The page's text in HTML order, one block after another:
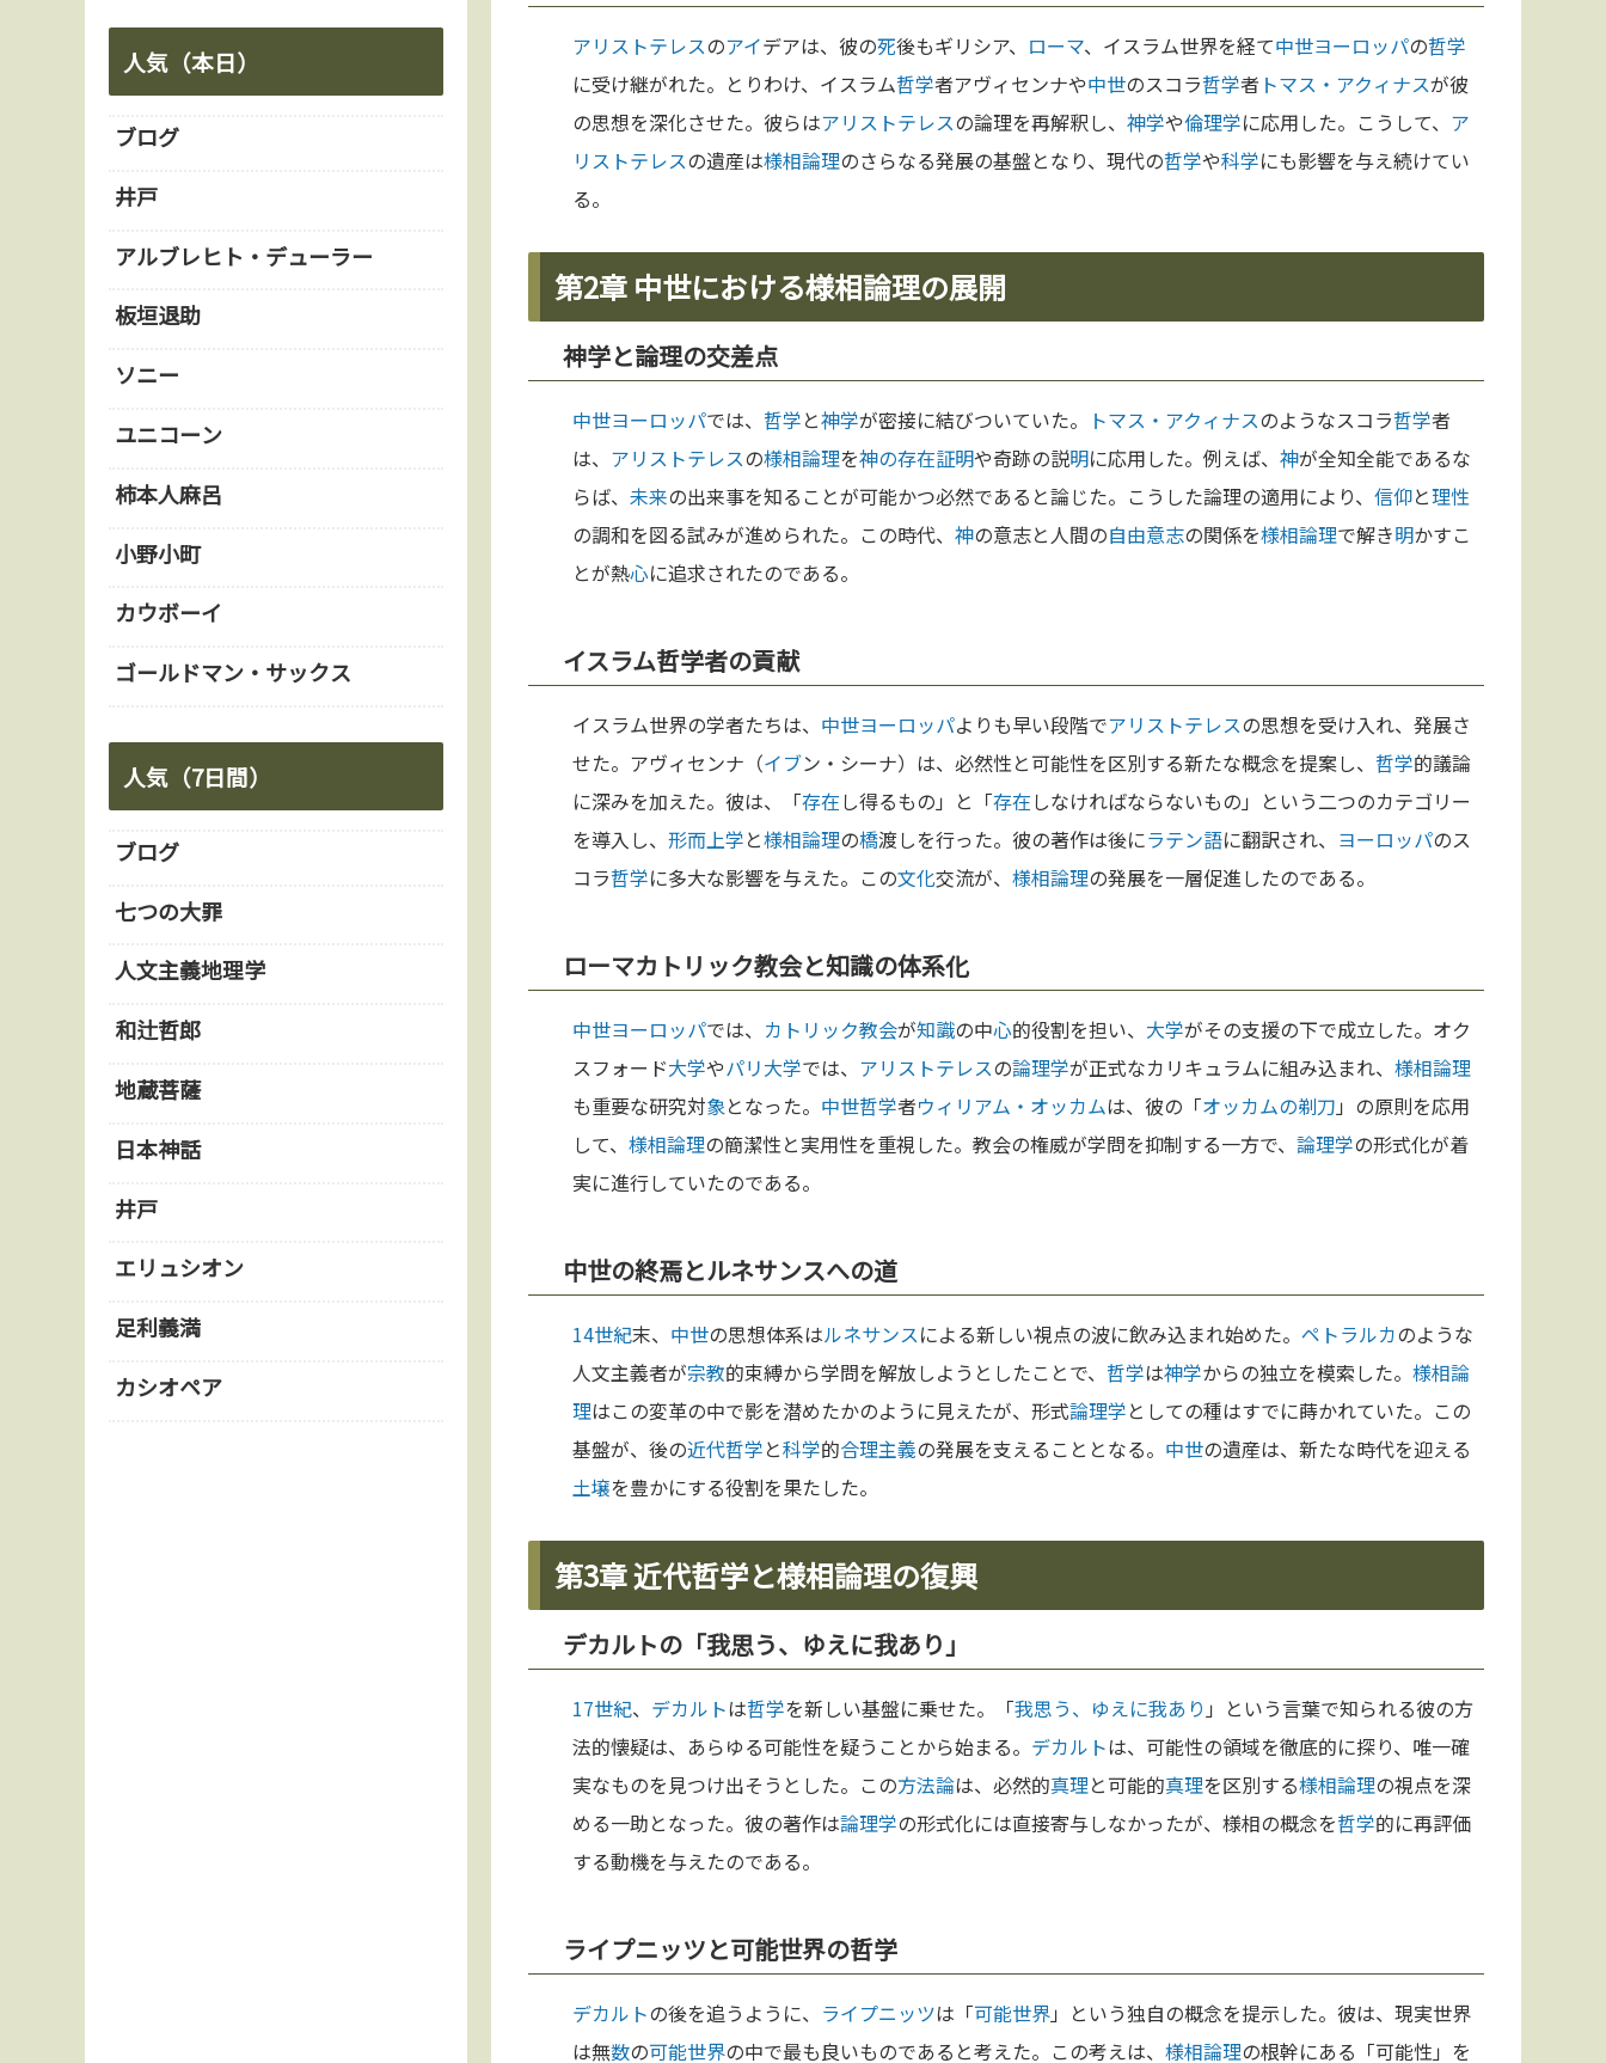
アリストテレスのアイデアは、彼の死後もギリシア、 ローマ、イスラム世界を経て中世ヨーロッパの哲学
に受け継がれた。とりわけ、イスラム哲学者アヴィセンナや中世のスコラ哲学者 トマス・アクィナスが彼
の思想を深化させた。彼らはアリストテレスの論理を再解釈し、 神学や倫理学に応用した。こうして、 ア
リストテレスの遺産は様相論理のさらなる発展の基盤となり、現代の哲学や科学にも影響を与え続けてい
る。
第2章 中世における様相論理の展開
神学と論理の交差点
中世ヨーロッパでは、 哲学と神学が密接に結びついていた。 トマス・アクィナスのようなスコラ哲学者
は、 アリストテレスの様相論理を神の存在証明や奇跡の説明に応用した。例えば、 神が全知全能であるな
らば、 未来の出来事を知ることが可能かつ必然であると論じた。こうした論理の適用により、 信仰と理性
の調和を図る試みが進められた。この時代、 神の意志と人間の自由意志の関係を様相論理で解き明かすこ
とが熱心に追求されたのである。
イスラム哲学者の貢献
イスラム世界の学者たちは、 中世ヨーロッパよりも早い段階でアリストテレスの思想を受け入れ、発展さ
せた。アヴィセンナ（イブン・シーナ）は、必然性と可能性を区別する新たな概念を提案し、 哲学的議論
に深みを加えた。彼は、「存在し得るもの」と「存在しなければならないもの」という二つのカテゴリー
を導入し、 形而上学と様相論理の橋渡しを行った。彼の著作は後にラテン語に翻訳され、 ヨーロッパのス
コラ哲学に多大な影響を与えた。この文化交流が、 様相論理の発展を一層促進したのである。
ローマカトリック教会と知識の体系化
中世ヨーロッパでは、 カトリック教会が知識の中心的役割を担い、 大学がその支援の下で成立した。オク
スフォード大学やパリ大学では、 アリストテレスの論理学が正式なカリキュラムに組み込まれ、 様相論理
も重要な研究対象となった。 中世哲学者ウィリアム・オッカムは、彼の「オッカムの剃刀 」の原則を応用
して、 様相論理の簡潔性と実用性を重視した。教会の権威が学問を抑制する一方で、 論理学の形式化が着
実に進行していたのである。
中世の終焉とルネサンスへの道
14世紀末、 中世の思想体系はルネサンスによる新しい視点の波に飲み込まれ始めた。 ペトラルカのような
人文主義者が宗教的束縛から学問を解放しようとしたことで、 哲学は神学からの独立を模索した。 様相論
理はこの変革の中で影を潜めたかのように見えたが、形式論理学としての種はすでに蒔かれていた。この
基盤が、後の近代哲学と科学的合理主義の発展を支えることとなる。 中世の遺産は、新たな時代を迎える
土壌を豊かにする役割を果たした。
第3章 近代哲学と様相論理の復興
デカルトの「我思う、ゆえに我あり」
17世紀、 デカルトは哲学を新しい基盤に乗せた。「我思う、ゆえに我あり 」という言葉で知られる彼の方
法的懐疑は、あらゆる可能性を疑うことから始まる。 デカルトは、可能性の領域を徹底的に探り、唯一確
実なものを見つけ出そうとした。この方法論は、必然的真理と可能的真理を区別する様相論理の視点を深
める一助となった。彼の著作は論理学の形式化には直接寄与しなかったが、様相の概念を哲学的に再評価
する動機を与えたのである。
ライプニッツと可能世界の哲学
デカルトの後を追うように、 ライプニッツは「可能世界」という独自の概念を提示した。彼は、現実世界
は無数の可能世界の中で最も良いものであると考えた。この考えは、 様相論理の根幹にある「可能性」を
人気（本日）
ブログ
井戸
アルブレヒト・デューラー
板垣退助
ソニー
ユニコーン
柿本人麻呂
小野小町
カウボーイ
ゴールドマン・サックス
人気（7日間）
ブログ
七つの大罪
人文主義地理学
和辻哲郎
地蔵菩薩
日本神話
井戸
エリュシオン
足利義満
カシオペア